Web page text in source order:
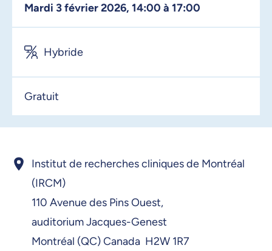
mardi 3 février 2026, 14:00 à 17:00
Hybride
Gratuit
Institut de recherches cliniques de Montréal
(IRCM)
110 Avenue des Pins Ouest,
auditorium Jacques-Genest
Montréal (QC) Canada H2W 1R7